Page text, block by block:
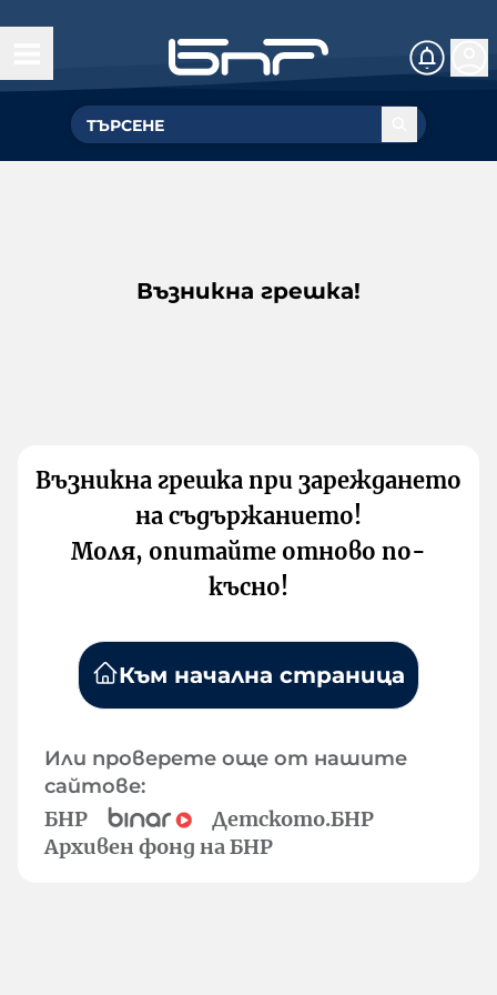
Възникна грешка!
Възникна грешка при зареждането
на съдържанието!
Моля, опитайте отново по-
късно!
Към начална страница
Или проверете още от нашите
сайтове:
БНР
Детското.БНР
Архивен фонд на БНР